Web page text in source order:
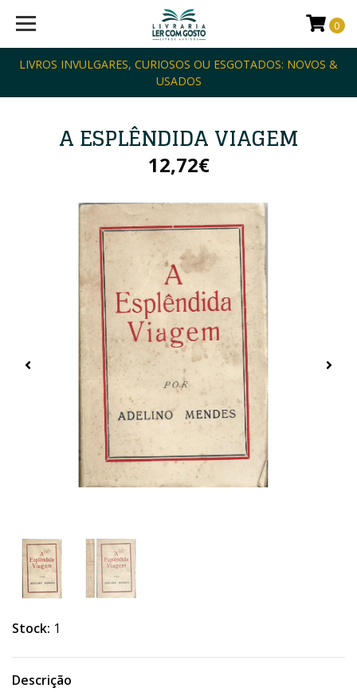
LIVROS INVULGARES, CURIOSOS OU ESGOTADOS: NOVOS &
USADOS
0
A ESPLÊNDIDA VIAGEM
12,72€
Stock: 1
Descrição